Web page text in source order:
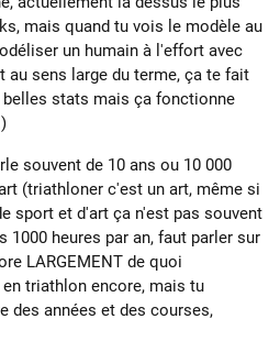
mais quand tu vois le modèle au
un humain à l'effort avec
au sens large du terme, ça te fait
stats mais ça fonctionne
souvent de 10 ans ou 10 000
(triathloner c'est un art, même si
sport et d'art ça n'est pas souvent
1000 heures par an, faut parler sur
LARGEMENT de quoi
triathlon encore, mais tu
des années et des courses,